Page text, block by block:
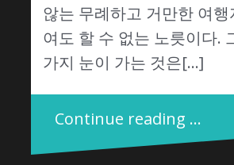
않는 무례하고 거만한 여
여도 할 수 없는 노릇이다.
가지 눈이 가는 것은[…]
Continue reading …